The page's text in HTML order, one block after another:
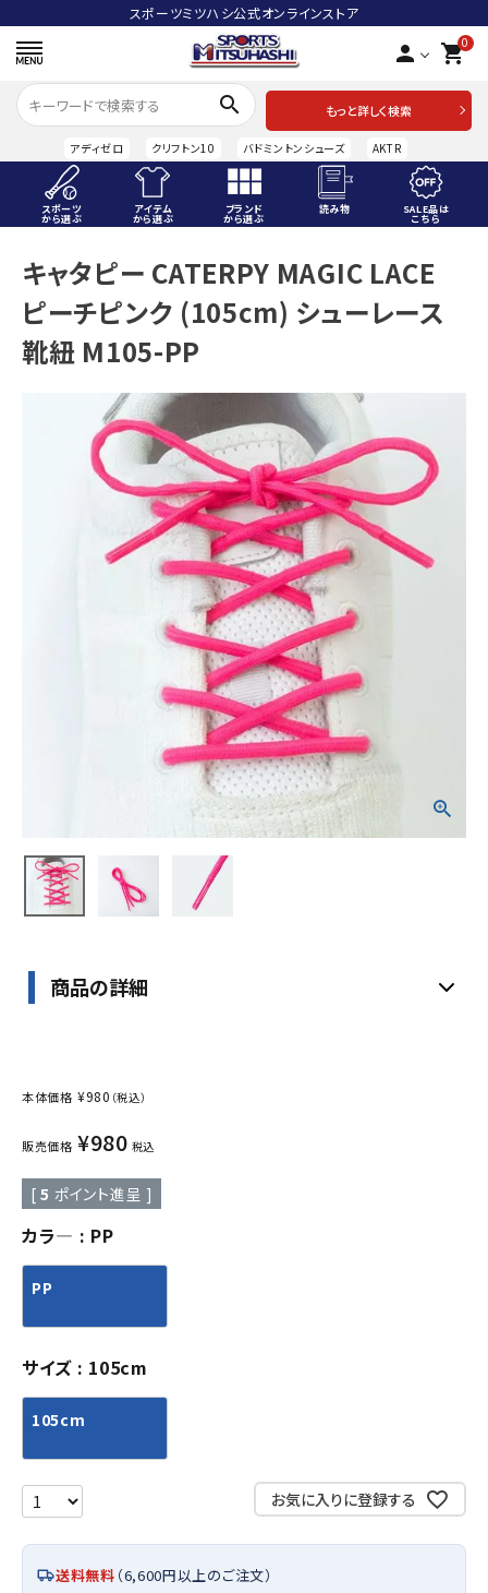
スポーツミツハシ公式オンラインストア
person 0
shopping_cart
search
もっと詳しく検索
アディゼロ クリフトン10 バドミントンシューズ AKTR
スポーツ
から選ぶ
アイテム
から選ぶ
ブランド
から選ぶ
読み物 SALE品は
こちら
ACCOUNT MENU
ようこそ ゲスト 様
meeting_room ログイン person
スポーツから選ぶ
アイテムから選ぶ
SALE品はこちら
プライバシーポリシー
キャタピー CATERPY MAGIC LACE
ピーチピンク (105cm) シューレース
靴紐 M105-PP
商品の詳細
本体価格 ¥980 （税込）
販売価格 ¥980 税込
[ 5 ポイント進呈 ]
カラ― PP
PP
サイズ 105cm
105cm
お気に入りに登録する
送料無料 （6,600円以上のご注文）